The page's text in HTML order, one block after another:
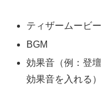
ティ
BGM
効果音（例：登
効果音を入れる）